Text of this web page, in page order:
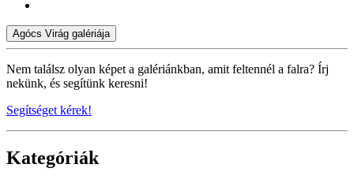
Agócs Virág galériája
Nem találsz olyan képet a galériánkban, amit feltennél a falra? Írj
nekünk, és segítünk keresni!
Segítséget kérek!
Kategóriák